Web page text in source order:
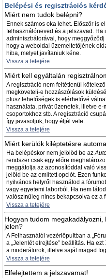
Belépési és regisztrációs
Miért nem tudok belépni?
Ennek számos oka lehet. Először is
felhasználóneved és a jelszavad. Ha
adminisztrátorával, hogy
hogy a weboldal üzemeltetőjének
hiba, melyet javítaniuk kéne.
Vissza a tetejére
Miért kell egyáltalán
A regisztráció nem feltétlenül
megköveteli-e hozzászólások
plusz lehetőségek is elérhetővé
használata, privát üzenetek, illetve
csoportokhoz stb. A regisztráció
így javasoljuk, hogy éljél vele.
Vissza a tetejére
Miért kerülök kiléptetésre
Ha belépéskor nem jelölöd be az
rendszer csak egy előre
meggátolja az azonosítóddal való
jelöld be az említett opciót. Ezen
nyilvános helyről használod a
vagy egyetemi laborból. Ha nem
valószínűleg nincs bekapcsolva ez a
Vissza a tetejére
Hogyan tudom
jelen?
A Felhasználói vezérlőpultban a
a „Jelenlét elrejtése” beállítás. Ha ezt
a moderátorok, illetve saját magad
Vissza a tetejére
Elfelejtettem a jelszavamat!